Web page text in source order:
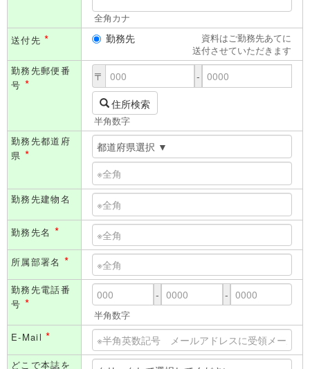
全角カナ
送付先* 勤務先
資料はご勤務先あてに
送付させていただきます
勤務先郵便番
号 * 〒 -
住所検索
半角数字
勤務先都道府
県 *
勤務先建物名
勤務先名 *
所属部署名 *
勤務先電話番
号 *
- -
半角数字
E-Mail*
どこで本誌を